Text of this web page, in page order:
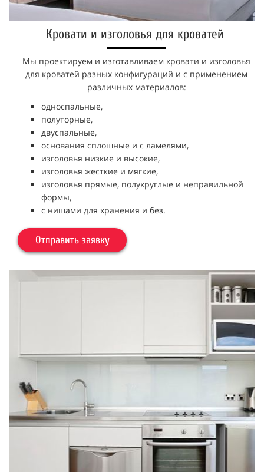
Кровати и изголовья для кроватей
Мы проектируем и изготавливаем кровати и изголовья
для кроватей разных конфигураций и с применением
различных материалов:
односпальные,
полуторные,
двуспальные,
основания сплошные и с ламелями,
изголовья низкие и высокие,
изголовья жесткие и мягкие,
изголовья прямые, полукруглые и неправильной
формы,
с нишами для хранения и без.
Отправить заявку